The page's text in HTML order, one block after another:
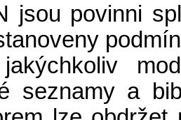
jsou povinni
seznamy a